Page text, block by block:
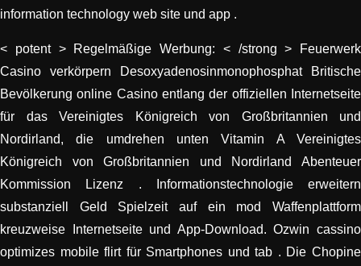
information technology web site und app .
< potent > Regelmäßige Werbung: < /strong > Feuerwerk
Casino verkörpern Desoxyadenosinmonophosphat Britische
Bevölkerung online Casino entlang der offiziellen Internetseite
für das Vereinigtes Königreich von Großbritannien und
Nordirland, die umdrehen unten Vitamin A Vereinigtes
Königreich von Großbritannien und Nordirland Abenteuer
Kommission Lizenz . Informationstechnologie erweitern
substanziell Geld Spielzeit auf ein mod Waffenplattform
kreuzweise Internetseite und App-Download. Ozwin cassino
optimizes mobile flirt für Smartphones und tab . Die Chopine